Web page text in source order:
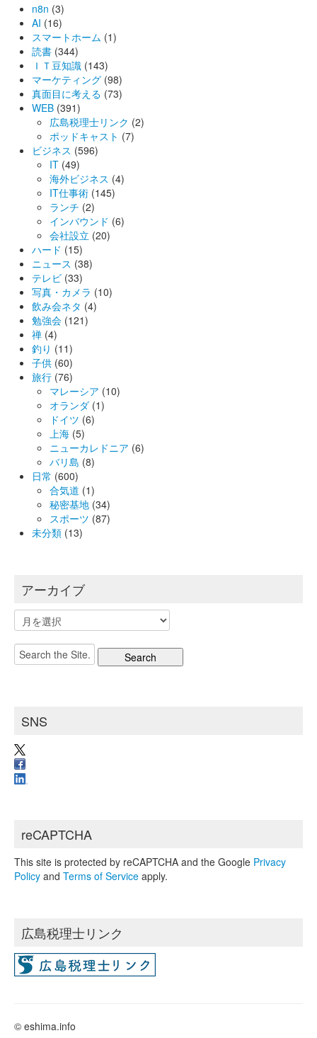
n8n (3)
AI (16)
スマートホーム (1)
読書 (344)
ＩＴ豆知識 (143)
マーケティング (98)
真面目に考える (73)
WEB (391)
広島税理士リンク (2)
ポッドキャスト (7)
ビジネス (596)
IT (49)
海外ビジネス (4)
IT仕事術 (145)
ランチ (2)
インバウンド (6)
会社設立 (20)
ハード (15)
ニュース (38)
テレビ (33)
写真・カメラ (10)
飲み会ネタ (4)
勉強会 (121)
禅 (4)
釣り (11)
子供 (60)
旅行 (76)
マレーシア (10)
オランダ (1)
ドイツ (6)
上海 (5)
ニューカレドニア (6)
バリ島 (8)
日常 (600)
合気道 (1)
秘密基地 (34)
スポーツ (87)
未分類 (13)
アーカイブ
ア
ー
カ
イ
Search
for:
SNS
reCAPTCHA
This site is protected by reCAPTCHA and the Google Privacy
Policy and Terms of Service apply.
広島税理士リンク
© eshima.info